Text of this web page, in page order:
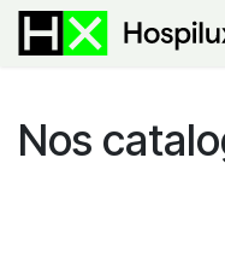
Se rendre au contenu
Nos